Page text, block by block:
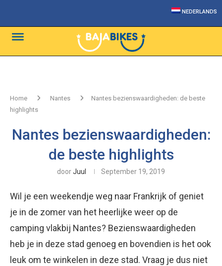
NEDERLANDS
Home Nantes
Nantes bezienswaardigheden: de beste
highlights
Nantes bezienswaardigheden:
de beste highlights
doorJuul September 19, 2019
Wil je een weekendje weg naar Frankrijk of geniet
je in de zomer van het heerlijke weer op de
camping vlakbij Nantes? Bezienswaardigheden
heb je in deze stad genoeg en bovendien is het ook
leuk om te winkelen in deze stad. Vraag je dus niet